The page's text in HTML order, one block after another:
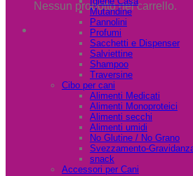
Nessun prodotto nel carrello.
Mutandine
Pannolini
Profumi
Sacchetti e Dispenser
Salviettine
Shampoo
Traversine
Cibo per cani
Alimenti Medicati
Alimenti Monoproteici
Alimenti secchi
Alimenti umidi
No Glutine / No Grano
Svezzamento-
snack
Accessori per Cani